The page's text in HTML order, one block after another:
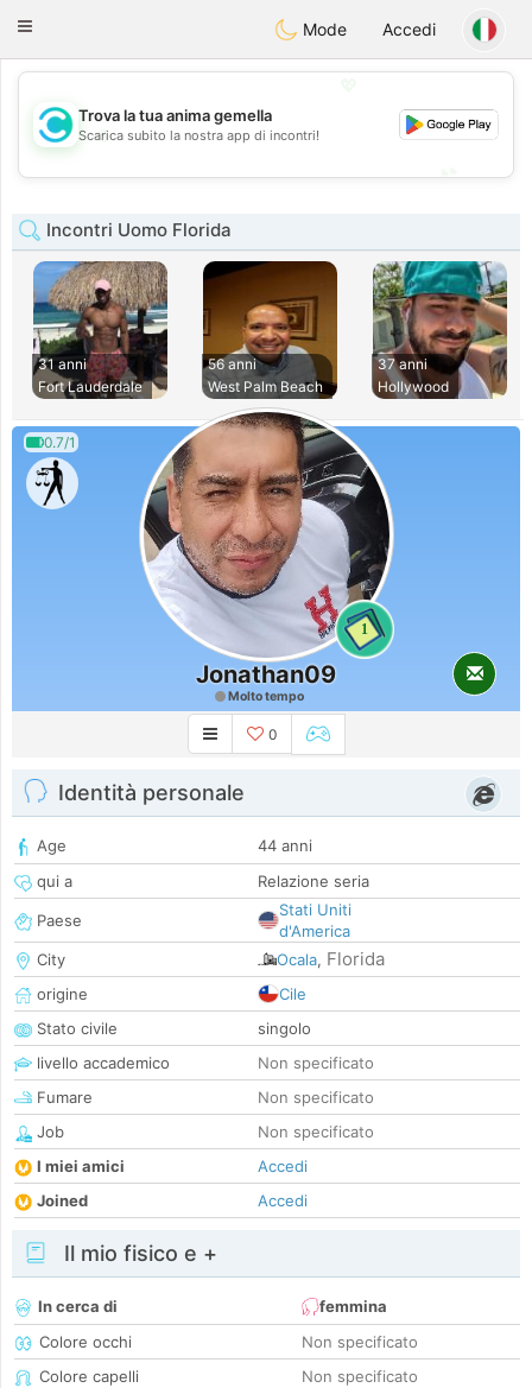
olombiaCitas
Toggle
Mode Accedi
💖
💕
Trova la tua anima gemella
Scarica subito la nostra app di incontri!
Incontri Uomo Florida
31 anni
Fort Lauderdale
56 anni
West Palm Beach
37 anni
Hollywood
0.7/1
1
Jonathan09
Molto tempo
0
Identità personale
Age
44 anni
qui a
Relazione seria
Paese
Stati Uniti
d'America
City
Ocala, Florida
origine
Cile
Stato civile
singolo
livello accademico
Non specificato
Fumare
Non specificato
Job
Non specificato
I miei amici
Accedi
Joined
Accedi
Il mio fisico e +
In cerca di
femmina
Colore occhi
Non specificato
Colore capelli
Non specificato